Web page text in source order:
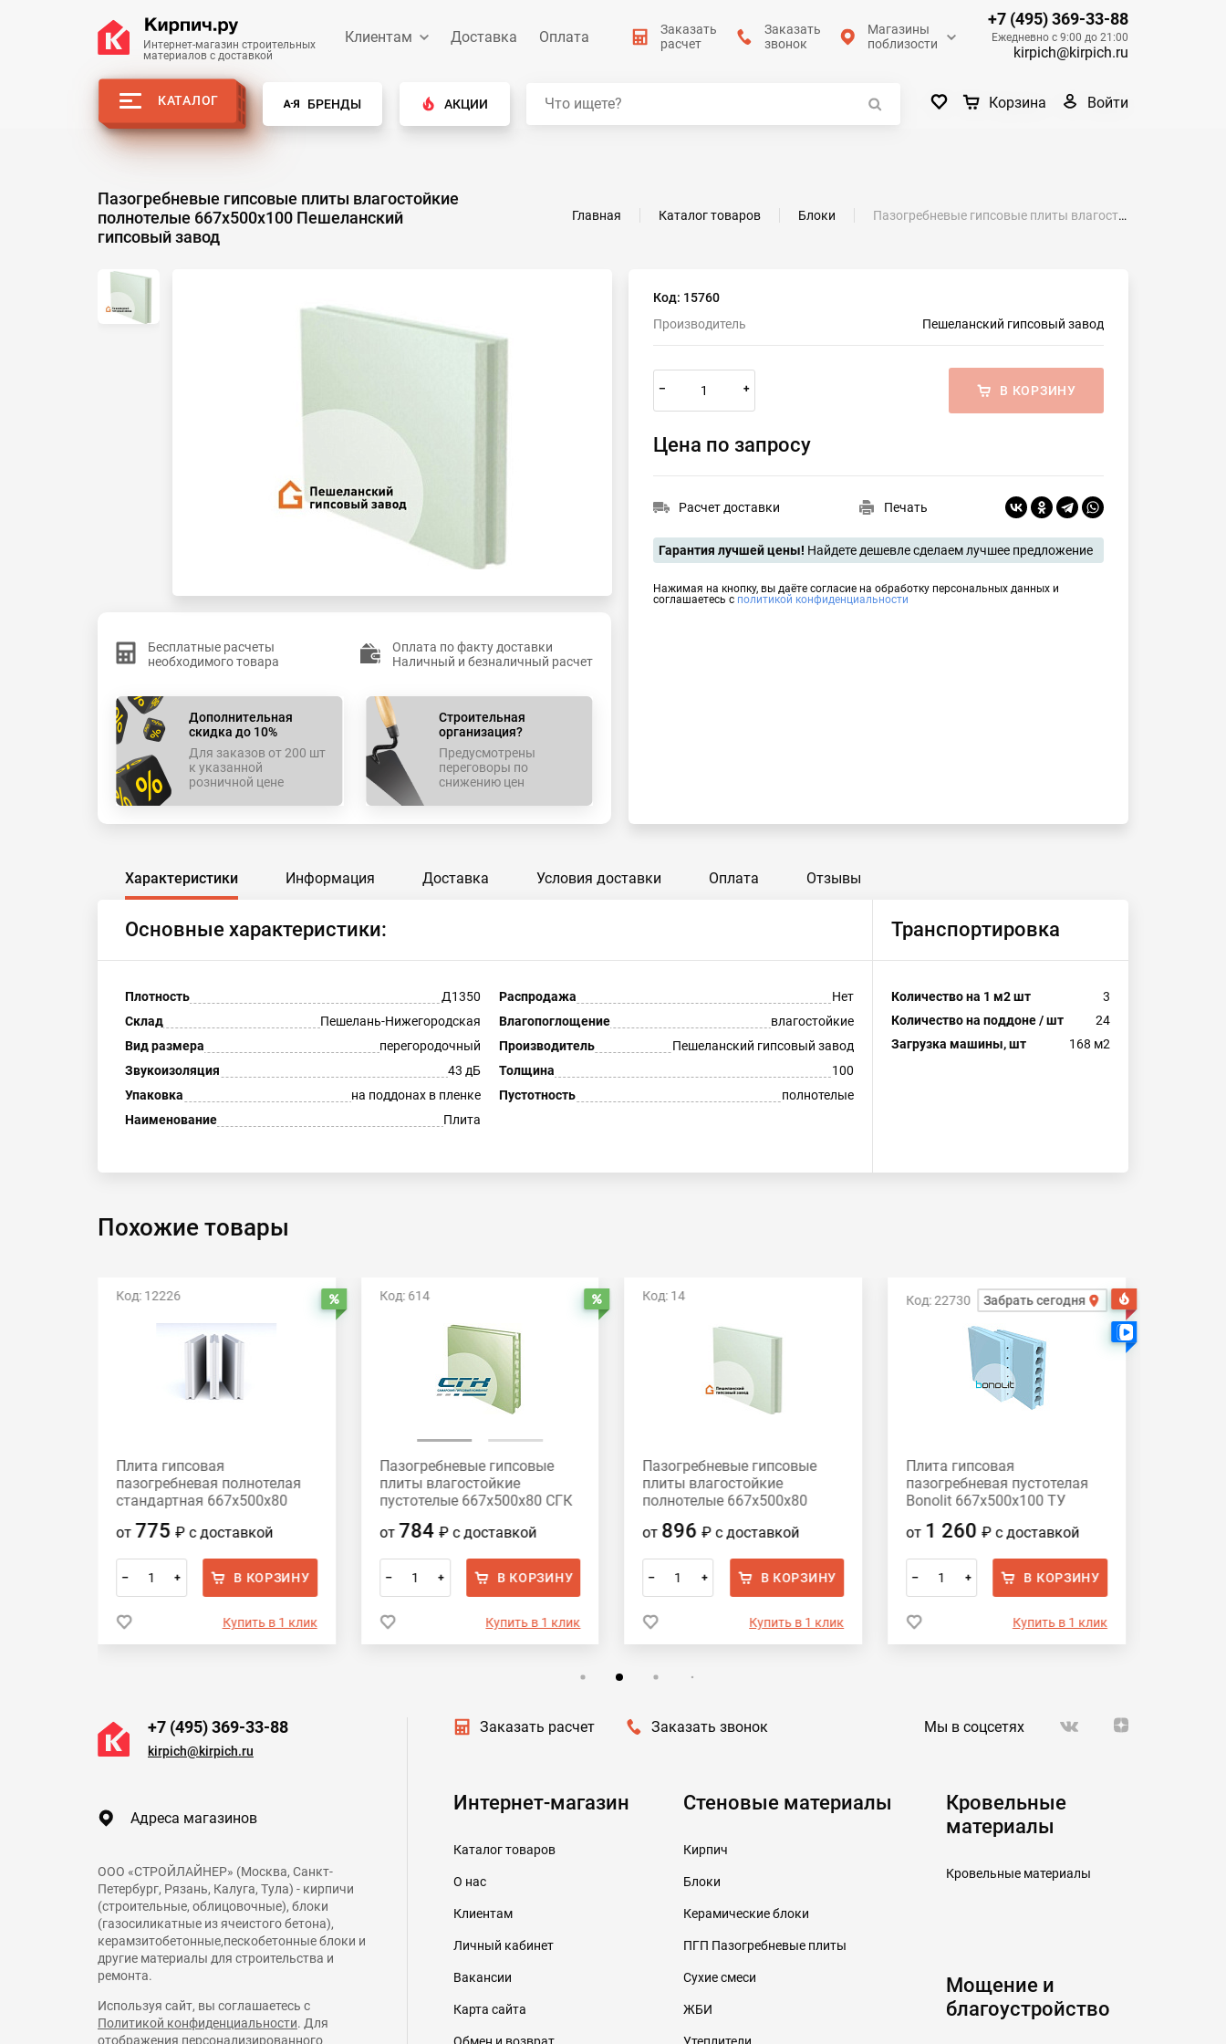
Интернет-магазин строительных
материалов с доставкой
Клиентам Доставка Оплата
Заказать
расчет
Заказать
звонок
Магазины
поблизости
+7 (495) 369-33-88
Ежедневно с 9:00 до 21:00
kirpich@kirpich.ru
КАТАЛОГ БРЕНДЫ АКЦИИ Корзина Войти
Пазогребневые гипсовые плиты влагостойкие
полнотелые 667x500x100 Пешеланский
гипсовый завод
Главная Каталог товаров Блоки Пазогребневые гипсовые плиты влагостойкие полнотелые 667x500x100 Пешеланский гипсовый завод
Бесплатные расчеты
необходимого товара
Оплата по факту доставки
Наличный и безналичный расчет
Дополнительная
скидка до 10%
Для заказов от 200 шт
к указанной
розничной цене
Строительная
организация?
Предусмотрены
переговоры по
снижению цен
Код: 15760
Производитель
Пешеланский гипсовый завод
– + В КОРЗИНУ
Цена по запросу
Расчет доставки Печать
Гарантия лучшей цены! Найдете дешевле сделаем лучшее предложение
Нажимая на кнопку, вы даёте согласие на обработку персональных данных и
соглашаетесь с политикой конфиденциальности
Характеристики Информация Доставка Условия доставки Оплата Отзывы
Основные характеристики:
Плотность Д1350 Распродажа
Нет
Склад
Пешелань-Нижегородская Влагопоглощение
влагостойкие
Вид размера
перегородочный Производитель
Пешеланский гипсовый завод
Звукоизоляция
43 дБ Толщина
100
Упаковка
на поддонах в пленке Пустотность
полнотелые
Наименование
Плита
Транспортировка
Количество на 1 м2 шт
3
Количество на поддоне / шт
24
Загрузка машины, шт
168 м2
Похожие товары
РаспродажаКод: 12226 Распродажа
Плита гипсовая
пазогребневая полнотелая
стандартная 667х500х80
от 775 ₽ с доставкой
– + В КОРЗИНУ
Купить в 1 клик
Код: 614 Распродажа
Пазогребневые гипсовые
плиты влагостойкие
пустотелые 667x500x80 СГК
от 784 ₽ с доставкой
– + В КОРЗИНУ
Купить в 1 клик
Код: 14
Пазогребневые гипсовые
плиты влагостойкие
полнотелые 667x500x80
завод
от 896₽с доставкой
– + В КОРЗИНУ
Купить в 1 клик
Код: 22730 Забрать сегодня
Плита гипсовая
пазогребневая пустотелая
Bonolit 667х500х100 ТУ
от 1 260₽с доставкой
– + В КОРЗИНУ
Купить в 1 клик
+7 (495) 369-33-88
kirpich@kirpich.ru
Адреса магазинов
ООО «СТРОЙЛАЙНЕР» (Москва, Санкт-
Петербург, Рязань, Калуга, Тула) - кирпичи
(строительные, облицовочные), блоки
(газосиликатные из ячеистого бетона),
керамзитобетонные,пескобетонные блоки и
другие материалы для строительства и
ремонта.
Используя сайт, вы соглашаетесь с
Политикой конфиденциальности. Для
отображения персонализированного
Заказать расчет Заказать звонок Мы в соцсетях
Интернет-магазин
Каталог товаров
О нас
Клиентам
Личный кабинет
Вакансии
Карта сайта
Стеновые материалы
Кирпич
Блоки
Керамические блоки
ПГП Пазогребневые плиты
Сухие смеси
ЖБИ
Кровельные
материалы
Кровельные материалы
Мощение и
благоустройство